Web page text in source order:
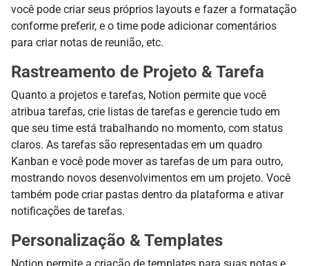
você pode criar seus próprios layouts e fazer a formatação
conforme preferir, e o time pode adicionar comentários
para criar notas de reunião, etc.
Rastreamento de Projeto & Tarefa
Quanto a projetos e tarefas, Notion permite que você
atribua tarefas, crie listas de tarefas e gerencie tudo em
que seu time está trabalhando no momento, com status
claros. As tarefas são representadas em um quadro
Kanban e você pode mover as tarefas de um para outro,
mostrando novos desenvolvimentos em um projeto. Você
também pode criar pastas dentro da plataforma e ativar
notificações de tarefas.
Personalização & Templates
Notion permite a criação de templates para suas notas e